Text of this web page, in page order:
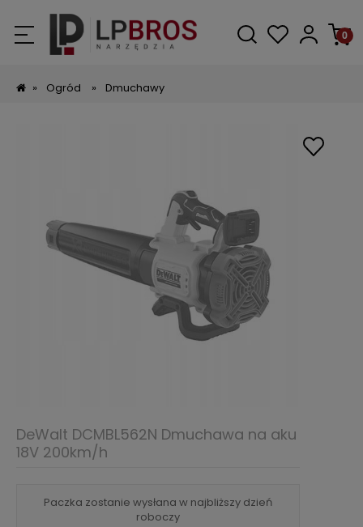
» Ogród » Dmuchawy
Paczka zostanie wysłana w najbliższy dzień
roboczy
DeWalt DCMBL562N Dmuchawa na aku
18V 200km/h